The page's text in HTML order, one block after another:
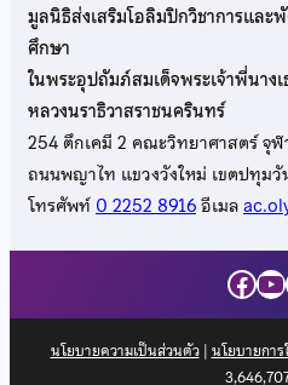
มูลนิธิส่งเสริมโอลิมปิกวิชาการแล
ศึกษา
ในพระอุปถัมภ์สมเด็จพระเจ้าพี่นา
หลวงนราธิวาสราชนครินทร์
254 ตึกเคมี 2 คณะวิทยาศาสตร์ จุ
ถนนพญาไท แขวงวังใหม่ เขตปทุม
โทรศัพท์0 2252 8916อีเมล
นโยบายความเป็นส่วนตัว| นโยบายกา